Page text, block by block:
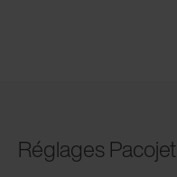
Réglages Pacojet